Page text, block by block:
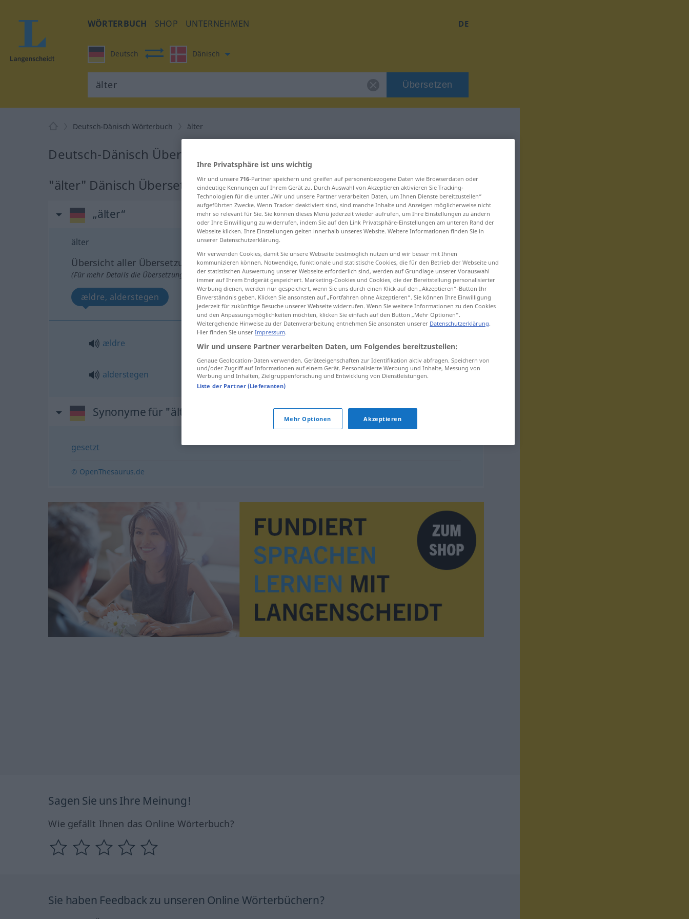
WÖRTERBUCH SHOP UNTERNEHMEN DE
Deutsch Dänisch
Übersetzen
Deutsch-Dänisch Wörterbuch älter
Deutsch-Dänisch Übersetzung für "älter"
"älter" Dänisch Übersetzung
„älter“
älter
Übersicht aller Übersetzungen
(Für mehr Details die Übersetzung anklicken/antippen)
ældre, alderstegen
ældre älter
alderstegen älter bejahrt
Synonyme für "älter"
gesetzt
© OpenThesaurus.de
Sagen Sie uns Ihre Meinung!
Wie gefällt Ihnen das Online Wörterbuch?
Sie haben Feedback zu unseren Online Wörterbüchern?
Ihre Privatsphäre ist uns wichtig
Wir und unsere 716-Partner speichern und greifen auf personenbezogene Daten wie Browserdaten oder
eindeutige Kennungen auf Ihrem Gerät zu. Durch Auswahl von Akzeptieren aktivieren Sie Tracking-
Technologien für die unter „Wir und unsere Partner verarbeiten Daten, um Ihnen Dienste bereitzustellen“
aufgeführten Zwecke. Wenn Tracker deaktiviert sind, sind manche Inhalte und Anzeigen möglicherweise nicht
mehr so relevant für Sie. Sie können dieses Menü jederzeit wieder aufrufen, um Ihre Einstellungen zu ändern
oder Ihre Einwilligung zu widerrufen, indem Sie auf den Link Privatsphäre-Einstellungen am unteren Rand der
Webseite klicken. Ihre Einstellungen gelten innerhalb unseres Website. Weitere Informationen finden Sie in
unserer Datenschutzerklärung.
Wir verwenden Cookies, damit Sie unsere Webseite bestmöglich nutzen und wir besser mit Ihnen
kommunizieren können. Notwendige, funktionale und statistische Cookies, die für den Betrieb der Webseite und
der statistischen Auswertung unserer Webseite erforderlich sind, werden auf Grundlage unserer Vorauswahl
immer auf Ihrem Endgerät gespeichert. Marketing-Cookies und Cookies, die der Bereitstellung personalisierter
Werbung dienen, werden nur gespeichert, wenn Sie uns durch einen Klick auf den „Akzeptieren“-Button Ihr
Einverständnis geben. Klicken Sie ansonsten auf „Fortfahren ohne Akzeptieren“. Sie können Ihre Einwilligung
jederzeit für zukünftige Besuche unserer Webseite widerrufen. Wenn Sie weitere Informationen zu den Cookies
und den Anpassungsmöglichkeiten möchten, klicken Sie einfach auf den Button „Mehr Optionen“.
Weitergehende Hinweise zu der Datenverarbeitung entnehmen Sie ansonsten unserer Datenschutzerklärung.
Hier finden Sie unser Impressum.
Wir und unsere Partner verarbeiten Daten, um Folgendes bereitzustellen:
Genaue Geolocation-Daten verwenden. Geräteeigenschaften zur Identifikation aktiv abfragen. Speichern von
und/oder Zugriff auf Informationen auf einem Gerät. Personalisierte Werbung und Inhalte, Messung von
Werbung und Inhalten, Zielgruppenforschung und Entwicklung von Dienstleistungen.
Liste der Partner (Lieferanten)
Mehr Optionen Akzeptieren